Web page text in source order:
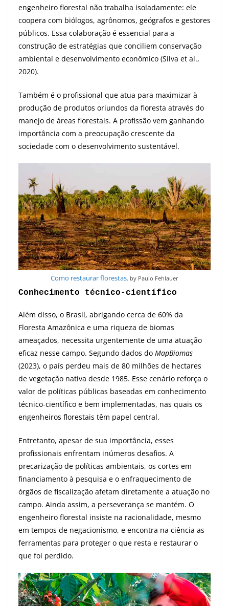
engenheiro florestal não trabalha isoladamente: ele
coopera com biólogos, agrônomos, geógrafos e gestores
públicos. Essa colaboração é essencial para a
construção de estratégias que conciliem conservação
ambiental e desenvolvimento econômico (Silva et al.,
2020).
Também é o profissional que atua para maximizar à
produção de produtos oriundos da floresta através do
manejo de áreas florestais. A profissão vem ganhando
importância com a preocupação crescente da
sociedade com o desenvolvimento sustentável.
Como restaurar florestas. by Paulo Fehlauer
Conhecimento técnico-científico
Além disso, o Brasil, abrigando cerca de 60% da
Floresta Amazônica e uma riqueza de biomas
ameaçados, necessita urgentemente de uma atuação
eficaz nesse campo. Segundo dados do MapBiomas
(2023), o país perdeu mais de 80 milhões de hectares
de vegetação nativa desde 1985. Esse cenário reforça o
valor de políticas públicas baseadas em conhecimento
técnico-científico e bem implementadas, nas quais os
engenheiros florestais têm papel central.
Entretanto, apesar de sua importância, esses
profissionais enfrentam inúmeros desafios. A
precarização de políticas ambientais, os cortes em
financiamento à pesquisa e o enfraquecimento de
órgãos de fiscalização afetam diretamente a atuação no
campo. Ainda assim, a perseverança se mantém. O
engenheiro florestal insiste na racionalidade, mesmo
em tempos de negacionismo, e encontra na ciência as
ferramentas para proteger o que resta e restaurar o
que foi perdido.